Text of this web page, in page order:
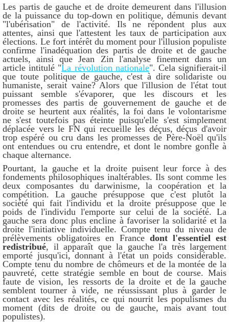
Les partis de gauche et de droite demeurent dans l'illusion
de la puissance du top-down en politique, démunis devant
"l'ubérisation" de l'activité. Ils ne répondent plus aux
attentes, ainsi que l'attestent les taux de participation aux
élections. Le fort intérêt du moment pour l'illusion populiste
confirme l'inadéquation des partis de droite et de gauche
actuels, ainsi que Jean Zin l'analyse finement dans un
article intitulé "La révolution nationale". Cela signifierait-il
que toute politique de gauche, c'est à dire solidariste ou
humaniste, serait vaine? Alors que l'illusion de l'état tout
puissant semble s'évaporer, que les discours et les
promesses des partis de gouvernement de gauche et de
droite se heurtent aux réalités, la foi dans le volontarisme
ne s'est toutefois pas éteinte puisqu'elle s'est simplement
déplacée vers le FN qui recueille les déçus, déçus d'avoir
trop espéré ou cru dans les promesses de Père-Noël qu'ils
ont entendues ou cru entendre, et dont le nombre gonfle à
chaque alternance.
Pourtant, la gauche et la droite puisent leur force à des
fondements philosophiques inaltérables. Ils sont comme les
deux composantes du darwinisme, la coopération et la
compétition. La gauche présuppose que c'est plutôt la
société qui fait l'individu et la droite présuppose que le
poids de l'individu l'emporte sur celui de la société. La
gauche sera donc plus encline à favoriser la solidarité et la
droite l'initiative individuelle. Compte tenu du niveau de
prélèvements obligatoires en France dont l'essentiel est
redistribué, il apparaît que la gauche l'a très largement
emporté jusqu'ici, donnant à l'état un poids considérable.
Compte tenu du nombre de chômeurs et de la montée de la
pauvreté, cette stratégie semble en bout de course. Mais
faute de vision, les ressorts de la droite et de la gauche
semblent tourner à vide, ne réussissant plus à garder le
contact avec les réalités, ce qui nourrit les populismes du
moment (dits de droite ou de gauche, mais avant tout
populistes).